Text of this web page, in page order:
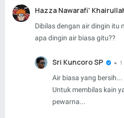
Hazza Nawarafi'
Dibilas dengan air dingin itu
apa dingin air biasa gitu??
Sri Kuncoro SP 1
Air biasa yang bersih...
Untuk membilas kain
pewarna...